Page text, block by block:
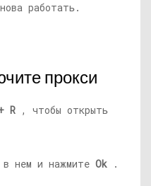
работать.
прокси
R , чтобы открыть
в нем и нажмите Ok .